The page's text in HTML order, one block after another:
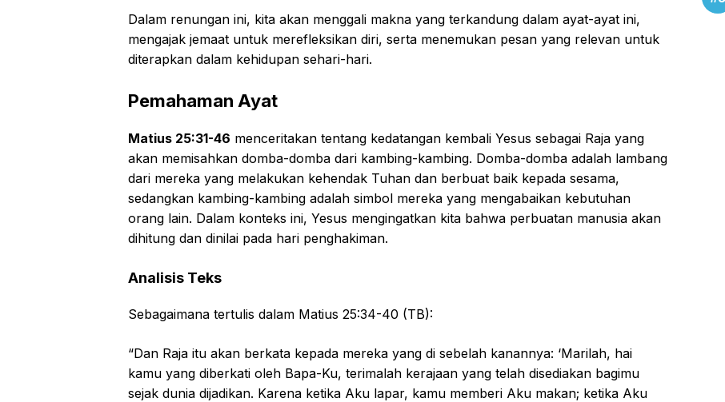
Dalam renungan ini, kita akan menggali makna yang terkandung dalam ayat-ayat ini,
mengajak jemaat untuk merefleksikan diri, serta menemukan pesan yang relevan untuk
diterapkan dalam kehidupan sehari-hari.
Pemahaman Ayat
Matius 25:31-46 menceritakan tentang kedatangan kembali Yesus sebagai Raja yang
akan memisahkan domba-domba dari kambing-kambing. Domba-domba adalah lambang
dari mereka yang melakukan kehendak Tuhan dan berbuat baik kepada sesama,
sedangkan kambing-kambing adalah simbol mereka yang mengabaikan kebutuhan
orang lain. Dalam konteks ini, Yesus mengingatkan kita bahwa perbuatan manusia akan
dihitung dan dinilai pada hari penghakiman.
Analisis Teks
Sebagaimana tertulis dalam Matius 25:34-40 (TB):
“Dan Raja itu akan berkata kepada mereka yang di sebelah kanannya: ‘Marilah, hai
kamu yang diberkati oleh Bapa-Ku, terimalah kerajaan yang telah disediakan bagimu
sejak dunia dijadikan. Karena ketika Aku lapar, kamu memberi Aku makan; ketika Aku